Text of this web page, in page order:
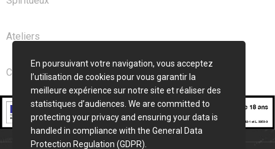
Ateliers
Club
En poursuivant votre navigation, vous acceptez
l’utilisation de cookies pour vous garantir la
meilleure expérience sur notre site et réaliser des
statistiques d’audiences. We are committed to
protecting your privacy and ensuring your data is
handled in compliance with the General Data
Protection Regulation (GDPR)